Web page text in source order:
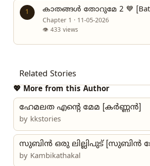
1 കാതങ്ങൾ തോറുമേ 2 💙
Chapter 1 · 11-05-2026
👁 433 views
Related Stories
💖 More from this Author
ഹേമലത എന്റെ മേമ [കർണ്ണൻ]
by kkstories
സുബിൻ ഒരു ലില്ലിപുട് [സുബിൻ
by Kambikathakal